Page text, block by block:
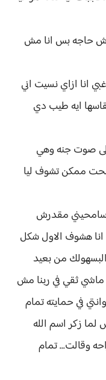
حاجه بس انا مش
انا ازاي نسيت اني
ايه طيب دي
صوت جنه وهي
ممكن تشوف ليا
مقدرش
هشوف الاول شكل
من بعيد
ثقي في ربنا مش
في حمايته تمام
زكر اسم الله
وقالت... تمام